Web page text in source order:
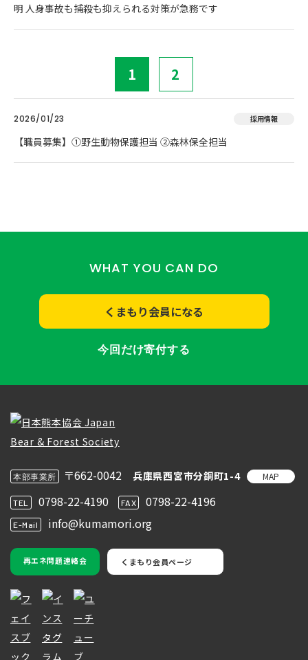
明 人身事故も捕殺も抑えられる対策が急務です
1 2
2026/01/23 採用情報
【職員募集】①野生動物保護担当 ②森林保全担当
WHAT YOU CAN DO
くまもり会員になる
今回だけ寄付する
本部事業所 〒662-0042 兵庫県西宮市分銅町1-4 MAP
TEL 0798-22-4190 FAX 0798-22-4196
E-Mail info@kumamori.org
再エネ問題連絡会 くまもり会員ページ